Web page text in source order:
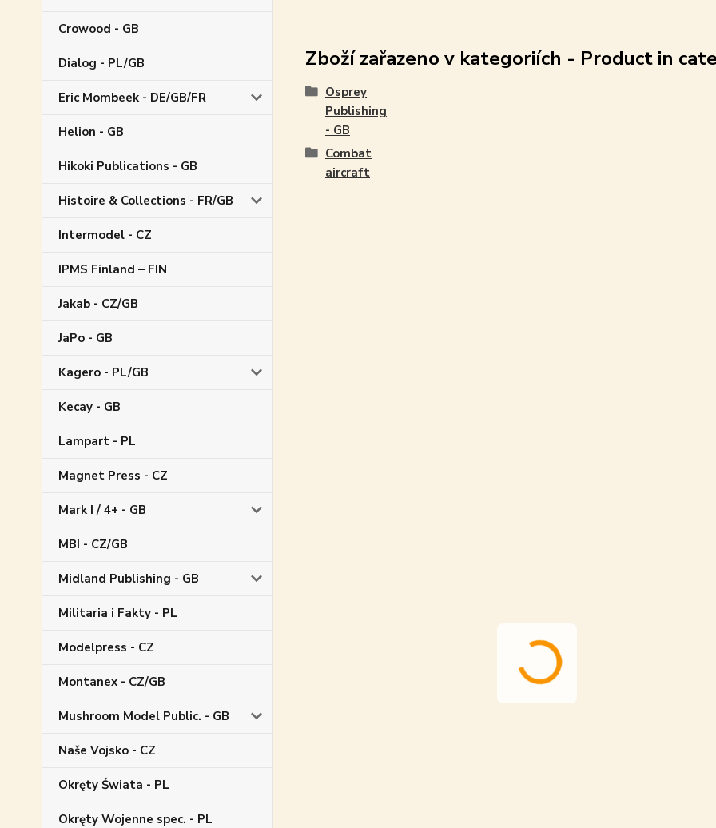
Crowood - GB
Dialog - PL/GB
Eric Mombeek - DE/GB/FR
Helion - GB
Hikoki Publications - GB
Histoire & Collections - FR/GB
Intermodel - CZ
IPMS Finland – FIN
Jakab - CZ/GB
JaPo - GB
Kagero - PL/GB
Kecay - GB
Lampart - PL
Magnet Press - CZ
Mark I / 4+ - GB
MBI - CZ/GB
Midland Publishing - GB
Militaria i Fakty - PL
Modelpress - CZ
Montanex - CZ/GB
Mushroom Model Public. - GB
Naše Vojsko - CZ
Okręty Świata - PL
Okręty Wojenne spec. - PL
Zboží zařazeno v kategoriích - Product in
Osprey
Publishing
- GB
Combat
aircraft